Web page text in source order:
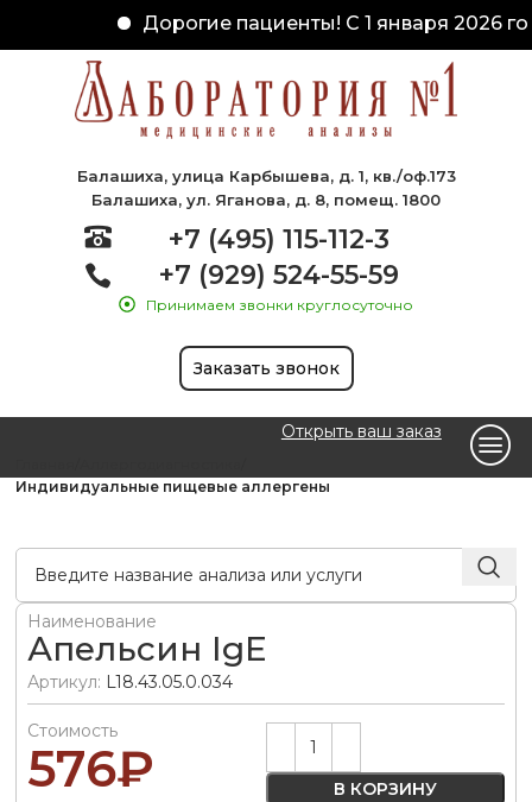
Дорогие пациенты! С 1 января 2026
Балашиха, улица Карбышева, д. 1, кв./оф.173
Балашиха, ул. Яганова, д. 8, помещ. 1800
+7 (495) 115-112-3
+7 (929) 524-55-59
Принимаем звонки круглосуточно
Заказать звонок
Открыть ваш заказ
Индивидуальные пищевые аллергены
Наименование
Апельсин IgE
Артикул: L18.43.05.0.034
Стоимость
576₽ В КОРЗИНУ
Alternative: